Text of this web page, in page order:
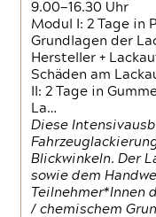
9.00—16.30 Uhr
Modul I: 2 Tage in
Grundlagen der
Hersteller +
Schäden am
II: 2 Tage in
La…
Diese
Blickwinkeln. Der
sowie dem
Teilnehmer*Innen
/ chemischem